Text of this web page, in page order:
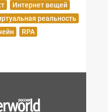
Интернет вещей
реальность
RPA